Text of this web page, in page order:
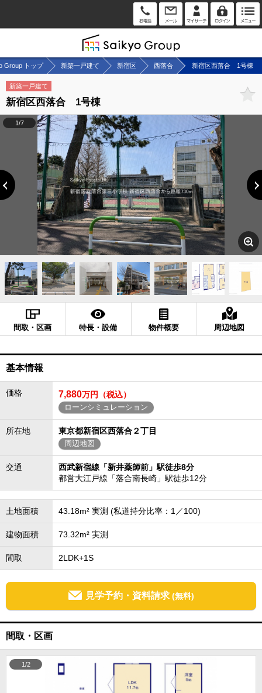
Group トップ 新築一戸建て 新宿区 西落合 新宿区西落合 1号棟
新築一戸建て
新宿区西落合 1号棟
1/7
間取・区画 特長・設備 物件概要 周辺地図
基本情報
価格 7,880万円（税込）
ローンシミュレーション
所在地 東京都新宿区西落合２丁目
周辺地図
交通
西武新宿線「新井薬師前」駅徒歩8分
都営大江戸線「落合南長崎」駅徒歩12分
土地面積 43.18m² 実測 (私道持分比率：1／100)
建物面積 73.32m² 実測
間取 2LDK+1S
見学予約・資料請求 (無料)
間取・区画
1/2